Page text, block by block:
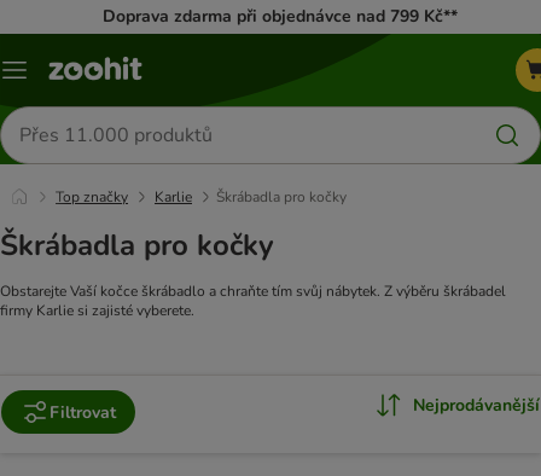
Doprava zdarma při objednávce nad 799 Kč**
Menu
Hledat
produkty
Top značky Karlie Škrábadla pro kočky
Škrábadla pro kočky
Obstarejte Vaší kočce škrábadlo a chraňte tím svůj nábytek. Z výběru škrábadel
firmy Karlie si zajisté vyberete.
Filtrovat Nejprodávanější